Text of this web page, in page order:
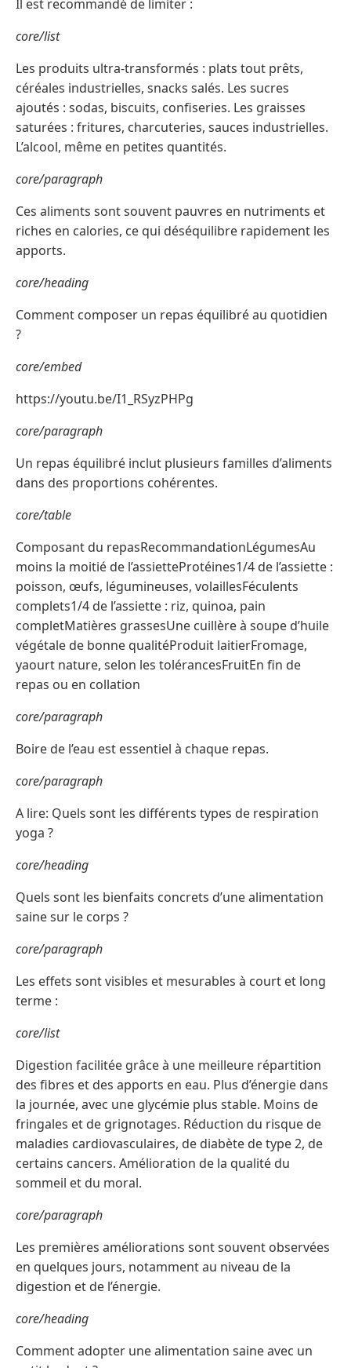
Il est recommandé de limiter :
core/list
Les produits ultra-transformés : plats tout prêts,
céréales industrielles, snacks salés. Les sucres
ajoutés : sodas, biscuits, confiseries. Les graisses
saturées : fritures, charcuteries, sauces industrielles.
L’alcool, même en petites quantités.
core/paragraph
Ces aliments sont souvent pauvres en nutriments et
riches en calories, ce qui déséquilibre rapidement les
apports.
core/heading
Comment composer un repas équilibré au quotidien
?
core/embed
https://youtu.be/I1_RSyzPHPg
core/paragraph
Un repas équilibré inclut plusieurs familles d’aliments
dans des proportions cohérentes.
core/table
Composant du repasRecommandationLégumesAu
moins la moitié de l’assietteProtéines1/4 de l’assiette :
poisson, œufs, légumineuses, volaillesFéculents
complets1/4 de l’assiette : riz, quinoa, pain
completMatières grassesUne cuillère à soupe d’huile
végétale de bonne qualitéProduit laitierFromage,
yaourt nature, selon les tolérancesFruitEn fin de
repas ou en collation
core/paragraph
Boire de l’eau est essentiel à chaque repas.
core/paragraph
A lire: Quels sont les différents types de respiration
yoga ?
core/heading
Quels sont les bienfaits concrets d’une alimentation
saine sur le corps ?
core/paragraph
Les effets sont visibles et mesurables à court et long
terme :
core/list
Digestion facilitée grâce à une meilleure répartition
des fibres et des apports en eau. Plus d’énergie dans
la journée, avec une glycémie plus stable. Moins de
fringales et de grignotages. Réduction du risque de
maladies cardiovasculaires, de diabète de type 2, de
certains cancers. Amélioration de la qualité du
sommeil et du moral.
core/paragraph
Les premières améliorations sont souvent observées
en quelques jours, notamment au niveau de la
digestion et de l’énergie.
core/heading
Comment adopter une alimentation saine avec un